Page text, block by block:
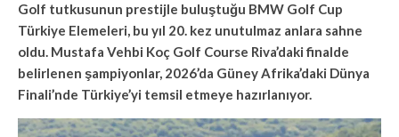
Golf tutkusunun prestijle buluştuğu BMW Golf Cup
Türkiye Elemeleri, bu yıl 20. kez unutulmaz anlara sahne
oldu. Mustafa Vehbi Koç Golf Course Riva’daki finalde
belirlenen şampiyonlar, 2026’da Güney Afrika’daki Dünya
Finali’nde Türkiye’yi temsil etmeye hazırlanıyor.